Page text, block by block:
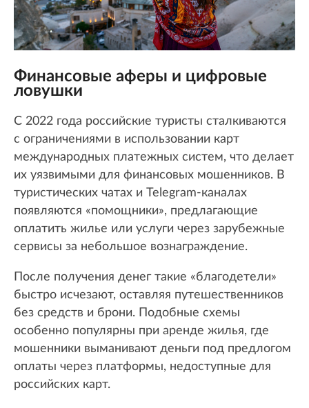
Финансовые аферы и цифровые
ловушки
С 2022 года российские туристы сталкиваются
с ограничениями в использовании карт
международных платежных систем, что делает
их уязвимыми для финансовых мошенников. В
туристических чатах и Telegram-каналах
появляются «помощники», предлагающие
оплатить жилье или услуги через зарубежные
сервисы за небольшое вознаграждение.
После получения денег такие «благодетели»
быстро исчезают, оставляя путешественников
без средств и брони. Подобные схемы
особенно популярны при аренде жилья, где
мошенники выманивают деньги под предлогом
оплаты через платформы, недоступные для
российских карт.